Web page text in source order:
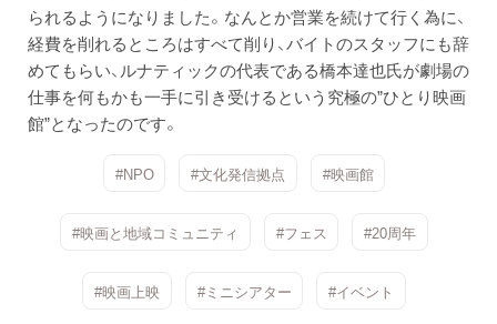
られるようになりました。なんとか営業を続けて行く為に、
経費を削れるところはすべて削り、バイトのスタッフにも辞
めてもらい、ルナティックの代表である橋本達也氏が劇場の
仕事を何もかも一手に引き受けるという究極の”ひとり映画
館”となったのです。
#NPO #文化発信拠点 #映画館
#映画と地域コミュニティ #フェス #20周年
#映画上映 #ミニシアター #イベント